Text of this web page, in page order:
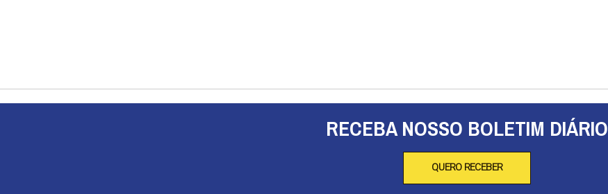
RECEBA NOSSO BOLETIM DIÁRIO
QUERO RECEBER